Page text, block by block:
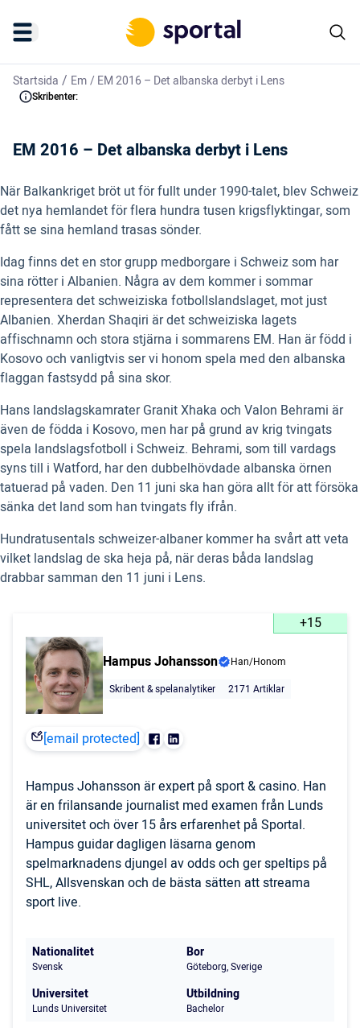
Startsida / Em/EM 2016 – Det albanska derbyt i Lens
Skribenter:
EM 2016 – Det albanska derbyt i Lens
När Balkankriget bröt ut för fullt under 1990-talet, blev Schweiz
det nya hemlandet för flera hundra tusen krigsflyktingar, som
fått se sina hemland trasas sönder.
Idag finns det en stor grupp medborgare i Schweiz som har
sina rötter i Albanien. Några av dem kommer i sommar
representera det schweiziska fotbollslandslaget, mot just
Albanien. Xherdan Shaqiri är det schweiziska lagets
affischnamn och stora stjärna i sommarens EM. Han är född i
Kosovo och vanligtvis ser vi honom spela med den albanska
flaggan fastsydd på sina skor.
Hans landslagskamrater Granit Xhaka och Valon Behrami är
även de födda i Kosovo, men har på grund av krig tvingats
spela landslagsfotboll i Schweiz. Behrami, som till vardags
syns till i Watford, har den dubbelhövdade albanska örnen
tatuerad på vaden. Den 11 juni ska han göra allt för att försöka
sänka det land som han tvingats fly ifrån.
Hundratusentals schweizer-albaner kommer ha svårt att veta
vilket landslag de ska heja på, när deras båda landslag
drabbar samman den 11 juni i Lens.
+15
Hampus Johansson
Han/Honom
Skribent & spelanalytiker
2171 Artiklar
[email protected]
Hampus Johansson är expert på sport & casino. Han
är en frilansande journalist med examen från Lunds
universitet och över 15 års erfarenhet på Sportal.
Hampus guidar dagligen läsarna genom
spelmarknadens djungel av odds och ger speltips på
SHL, Allsvenskan och de bästa sätten att streama
sport live.
Nationalitet
Svensk
Bor
Göteborg, Sverige
Universitet
Lunds Universitet
Utbildning
Bachelor